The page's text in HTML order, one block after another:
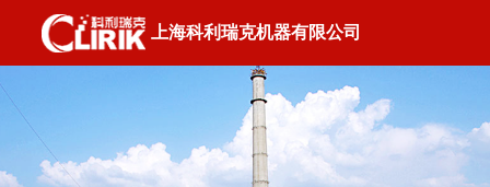
上海科利瑞克机器有限公司